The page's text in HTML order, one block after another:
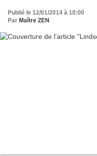
Publié le 12/01/2014 à 10:00
Par Maître ZEN